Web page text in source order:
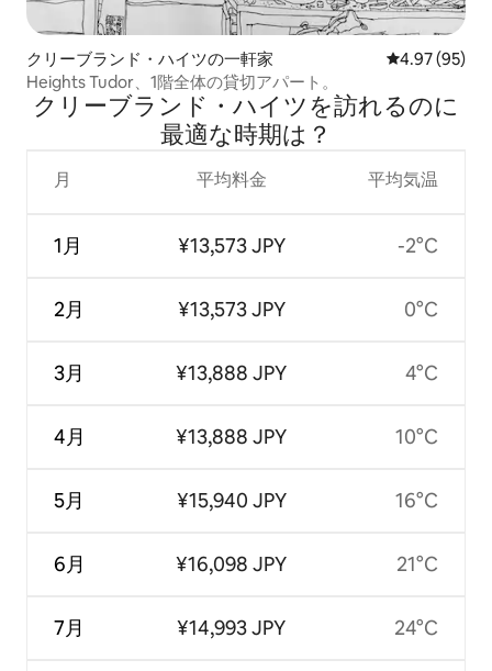
クリーブランド・ハイツの一軒家 レビュー95
4.97 (95)
Heights Tudor、1階全体の貸切アパート。
クリーブランド・ハイツを訪⁠れ⁠るの⁠に
最⁠適⁠な時⁠期⁠は⁠？
月
1月
2月
3月
4月
5月
6月
7月
平均料金
¥13,573 JPY
¥13,573 JPY
¥13,888 JPY
¥13,888 JPY
¥15,940 JPY
¥16,098 JPY
¥14,993 JPY
平均気温
-2°C
0°C
4°C
10°C
16°C
21°C
24°C